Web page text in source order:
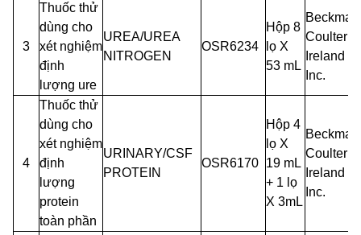
3
Thuốc thử
dùng cho
xét nghiệm
định
lượng ure
UREA/UREA
NITROGEN
OSR6234
Hộp 8
lọ X
53 mL
Beckman
Coulter
Ireland
Inc.
4
Thuốc thử
dùng cho
xét nghiệm
định
lượng
protein
toàn phần
URINARY/CSF
PROTEIN
OSR6170
Hộp 4
lọ X
19 mL
+ 1 lọ
X 3mL
Beckman
Coulter
Ireland
Inc.